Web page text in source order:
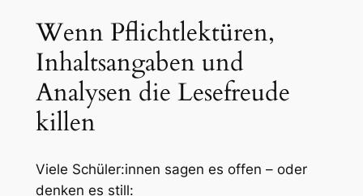
Wenn Pflichtlektüren,
Inhaltsangaben und
Analysen die Lesefreude
killen
Viele Schüler:innen sagen es offen – oder
denken es still: